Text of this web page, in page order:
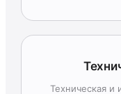
Техническая